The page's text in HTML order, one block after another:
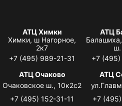
АТЦ Химки
Химки, ш Нагорное,
2к7
+7 (495) 989-21-31
АТЦ
ш.
+7
АТЦ Очаково
Очаковское ш., 10к2с2
+7 (495) 152-31-11
АТЦ
+7